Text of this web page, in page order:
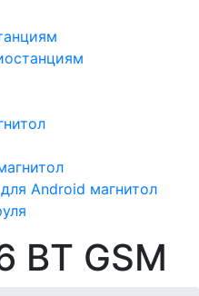
Android магнитол
BT GSM